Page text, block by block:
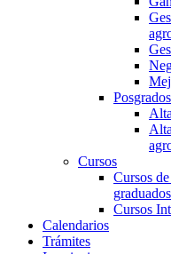
Cursos
Cursos
graduados
Cursos
Calendarios
Trámites